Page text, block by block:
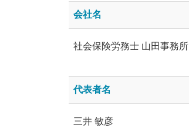
会社名
社会保険労務士 山田事務所
代表者名
三井 敏彦